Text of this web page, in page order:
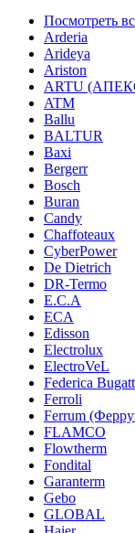
Посмотреть
Arderia
Arideya
Ariston
ARTU
ATM
Ballu
BALTUR
Baxi
Bergerr
Bosch
Buran
Candy
Chaffoteaux
CyberPower
De Dietrich
DR-Termo
E.C.A
ECA
Edisson
Electrolux
ElectroVeL
Federica
Ferroli
Ferrum
FLAMCO
Flowtherm
Fondital
Garanterm
Gebo
GLOBAL